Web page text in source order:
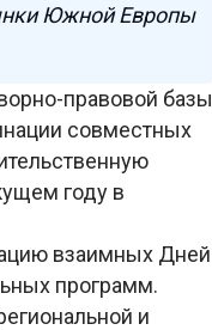
Южной Европы
правовой базы
совместных
году в
взаимных Дней
программ.
и